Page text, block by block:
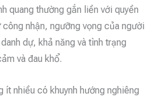
quang thường gắn liền với quyền
nhận, ngưỡng vọng của người
dự, khả năng và tình trạng
và đau khổ.
nhiều có khuynh hướng nghiêng